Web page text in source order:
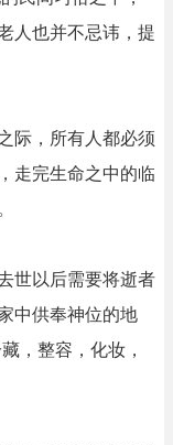
人也并不忌讳，提
际，所有人都必须
走完生命之中的临
世以后需要将逝者
中供奉神位的地
，整容，化妆，